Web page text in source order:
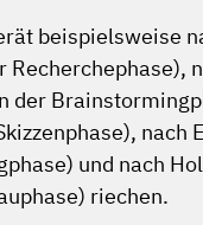
beispielsweise
Recherchephase),
der
nach
und nach
riechen.